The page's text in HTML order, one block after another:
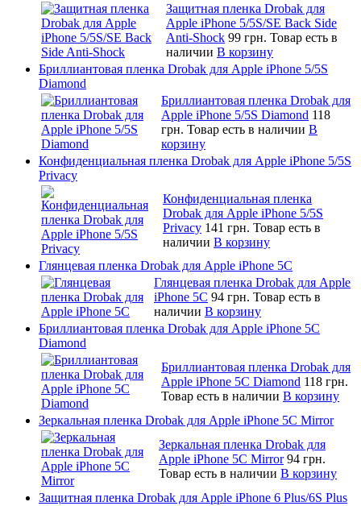
Защитная пленка Drobak для
Apple iPhone 5/5S/SE Back Side
Anti-Shock 99 грн. Товар есть в
наличии В корзину
Бриллиантовая пленка Drobak для Apple iPhone 5/5S
Diamond
Бриллиантовая пленка Drobak для
Apple iPhone 5/5S Diamond 118
грн. Товар есть в наличии В
корзину
Конфиденциальная пленка Drobak для Apple iPhone 5/5S
Privacy
Конфиденциальная пленка
Drobak для Apple iPhone 5/5S
Privacy 141 грн. Товар есть в
наличии В корзину
Глянцевая пленка Drobak для Apple iPhone 5C
Глянцевая пленка Drobak для Apple
iPhone 5C 94 грн. Товар есть в
наличии В корзину
Бриллиантовая пленка Drobak для Apple iPhone 5C
Diamond
Бриллиантовая пленка Drobak для
Apple iPhone 5C Diamond 118 грн.
Товар есть в наличии В корзину
Зеркальная пленка Drobak для Apple iPhone 5C Mirror
Зеркальная пленка Drobak для
Apple iPhone 5C Mirror 94 грн.
Товар есть в наличии В корзину
Защитная пленка Drobak для Apple iPhone 6 Plus/6S Plus